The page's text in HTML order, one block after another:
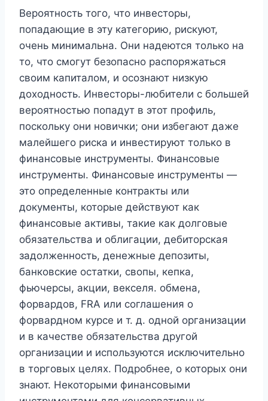
Вероятность того, что инвесторы,
попадающие в эту категорию, рискуют,
очень минимальна. Они надеются только на
то, что смогут безопасно распоряжаться
своим капиталом, и осознают низкую
доходность. Инвесторы-любители с большей
вероятностью попадут в этот профиль,
поскольку они новички; они избегают даже
малейшего риска и инвестируют только в
финансовые инструменты. Финансовые
инструменты. Финансовые инструменты —
это определенные контракты или
документы, которые действуют как
финансовые активы, такие как долговые
обязательства и облигации, дебиторская
задолженность, денежные депозиты,
банковские остатки, свопы, кепка,
фьючерсы, акции, векселя. обмена,
форвардов, FRA или соглашения о
форвардном курсе и т. д. одной организации
и в качестве обязательства другой
организации и используются исключительно
в торговых целях. Подробнее, о которых они
знают. Некоторыми финансовыми